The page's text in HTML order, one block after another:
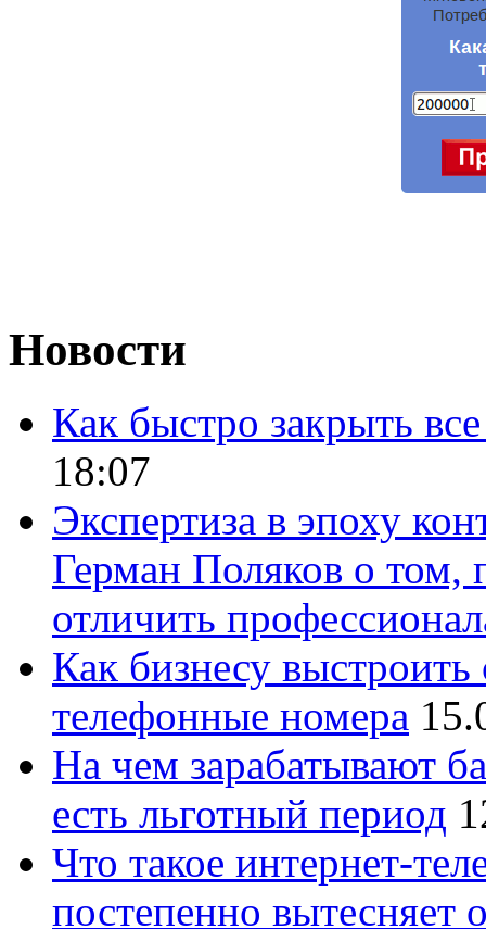
Новости
Как быстро закрыть
18:07
Экспертиза в эпоху
Герман Поляков о том,
отличить
Как бизнесу
телефонные номера
На чем зарабатывают
есть льготный период
Что такое интернет-
постепенно вытесняет